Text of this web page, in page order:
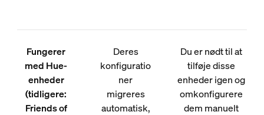
Fungerer
med Hue-
enheder
(tidligere:
Friends of
Deres
konfiguratio
ner
migreres
automatisk,
Du er nødt til at
tilføje disse
enheder igen og
omkonfigurere
dem manuelt